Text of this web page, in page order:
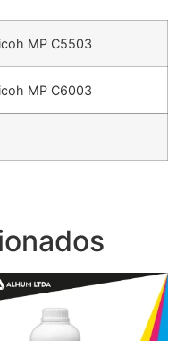
MP C5503
MP C6003